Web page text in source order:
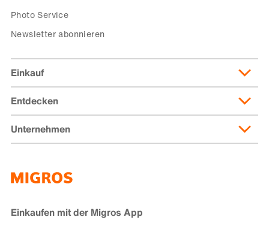
Photo Service
Newsletter abonnieren
Einkauf
Lieferung & Lieferkosten
Lieferpass
Zahlungsmöglichkeiten
Cumulus
Filialfinder
Entdecken
Migusto
iMpuls
Migros Bank
Unternehmen
Nachhaltigkeit
Karriere
Einkaufen mit der Migros App